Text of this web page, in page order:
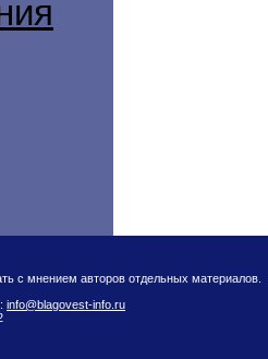
с мнением авторов отдельных материалов.
info@blagovest-info.ru